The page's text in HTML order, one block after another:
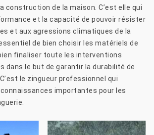
construction de la maison. C’est elle qui
et la capacité de pouvoir résister
et aux agressions climatiques de la
de bien choisir les matériels de
finaliser toute les interventions
dans le but de garantir la durabilité de
le zingueur professionnel qui
importantes pour les